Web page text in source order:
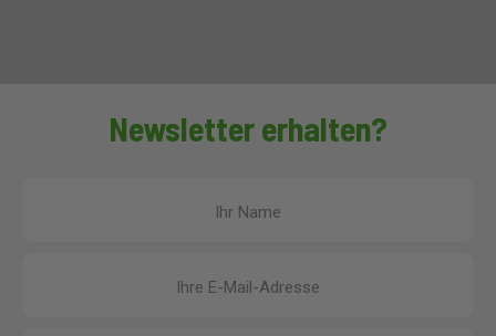
Newsletter erhalten?
Ihr Name
Ihre E-Mail-Adresse